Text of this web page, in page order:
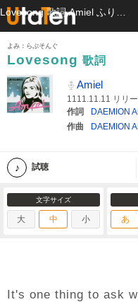
よみ：らぶそんぐ
Lovesong 歌詞
Amiel
1111.11.11 リリ
作詞
DAEMION
作曲
DAEMION
試聴
文字サイズ
大 中 小 あ
It's one thing to ask